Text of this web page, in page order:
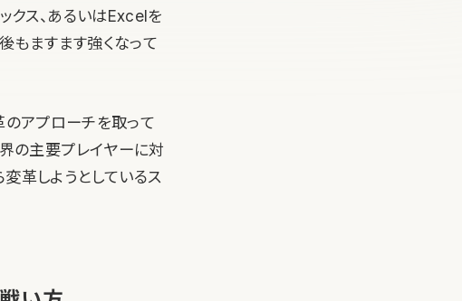
クス、あるいはExcelを
もますます強くなって
のアプローチを取って
の主要プレイヤーに対
革しようとしているス